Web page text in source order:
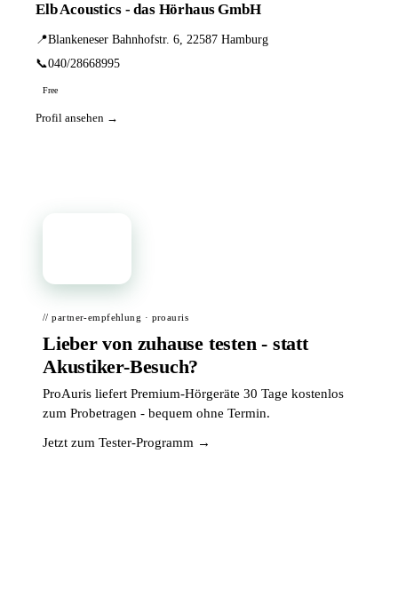
Elb Acoustics - das Hörhaus GmbH
📍Blankeneser Bahnhofstr. 6, 22587 Hamburg
📞040/28668995
Free
Profil ansehen →
// partner-empfehlung · proauris
Lieber von zuhause testen - statt
Akustiker-Besuch?
ProAuris liefert Premium-Hörgeräte 30 Tage kostenlos
zum Probetragen - bequem ohne Termin.
Jetzt zum Tester-Programm →